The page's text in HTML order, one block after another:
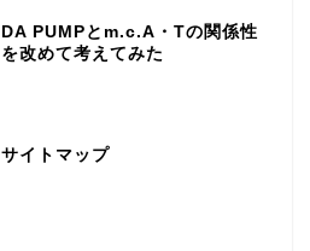
DA PUMPとm.c.A・Tの関係性
を改めて考えてみた
サイトマップ